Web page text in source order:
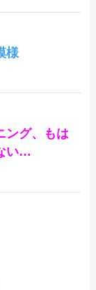
様
ング、もは
い…